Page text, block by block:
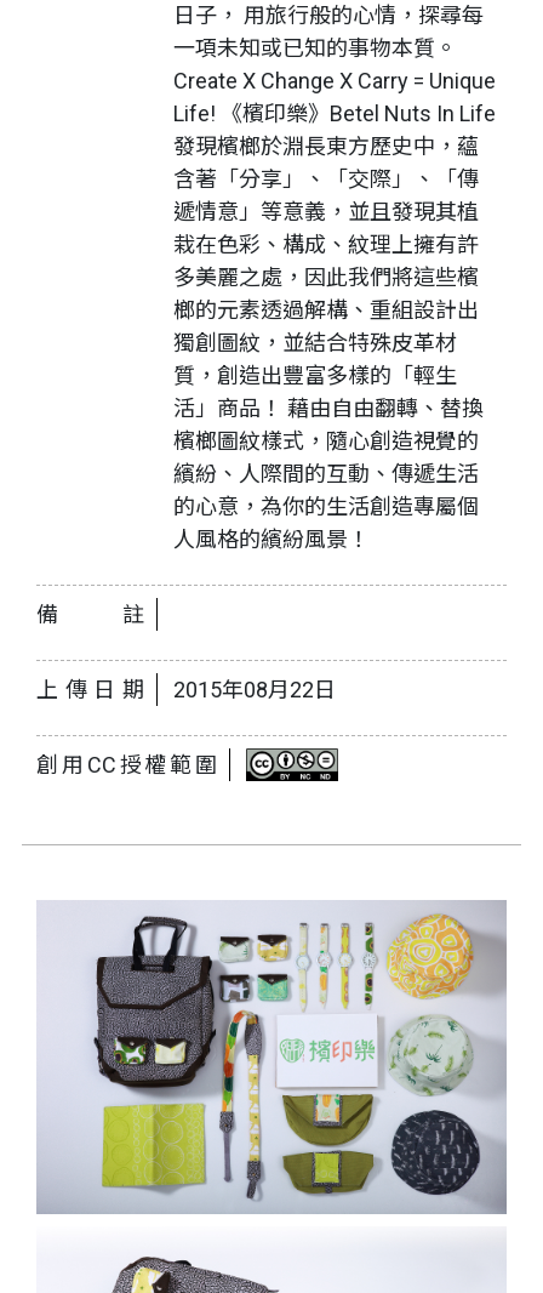
日子， 用旅行般的心情，探尋每
一項未知或已知的事物本質。
Create X Change X Carry = Unique
Life! 《檳印樂》Betel Nuts In Life
發現檳榔於淵長東方歷史中，蘊
含著「分享」、「交際」、「傳
遞情意」等意義，並且發現其植
栽在色彩、構成、紋理上擁有許
多美麗之處，因此我們將這些檳
榔的元素透過解構、重組設計出
獨創圖紋，並結合特殊皮革材
質，創造出豐富多樣的「輕生
活」商品！ 藉由自由翻轉、替換
檳榔圖紋樣式，隨心創造視覺的
繽紛、人際間的互動、傳遞生活
的心意，為你的生活創造專屬個
人風格的繽紛風景！
備註
上傳日期 2015年08月22日
創用CC授權範圍